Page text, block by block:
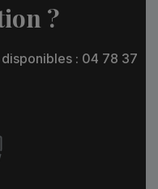
?
disponibles : 04 78 37